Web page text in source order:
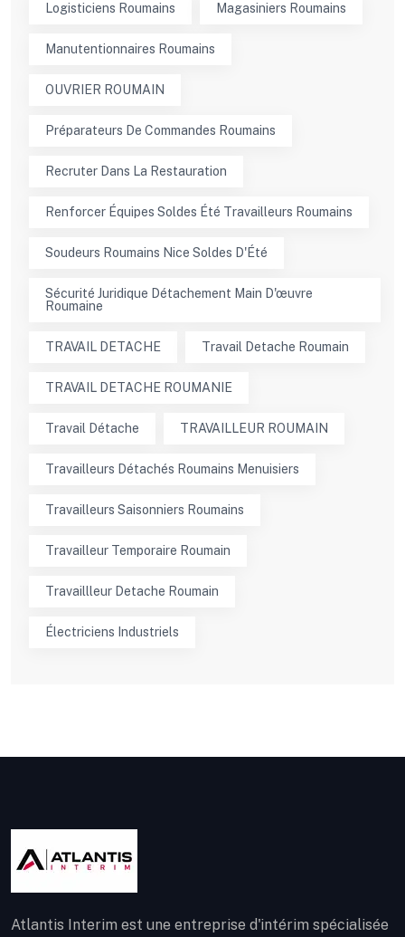
Logisticiens Roumains Magasiniers Roumains
Manutentionnaires Roumains
OUVRIER ROUMAIN
Préparateurs De Commandes Roumains
Recruter Dans La Restauration
Renforcer Équipes Soldes Été Travailleurs Roumains
Soudeurs Roumains Nice Soldes D'Été
Sécurité Juridique Détachement Main D'œuvre
Roumaine
TRAVAIL DETACHE Travail Detache Roumain
TRAVAIL DETACHE ROUMANIE
Travail Détache TRAVAILLEUR ROUMAIN
Travailleurs Détachés Roumains Menuisiers
Travailleurs Saisonniers Roumains
Travailleur Temporaire Roumain
Travaillleur Detache Roumain
Électriciens Industriels
Atlantis Interim est une entreprise d'intérim spécialisée